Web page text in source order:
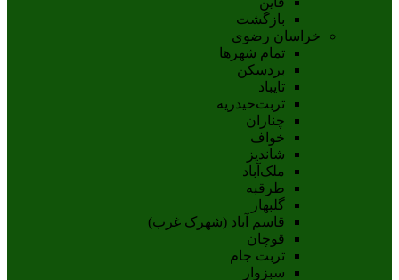
بازگشت
خراسان رضوی
تمام شهر‌ها
بردسکن
تایباد
تربت‌حیدریه
چناران
خواف
شاندیز
ملک‌آباد
طرقبه
گلبهار
قاسم آباد (شهرک غرب)
قوچان
تربت جام
سبزوار